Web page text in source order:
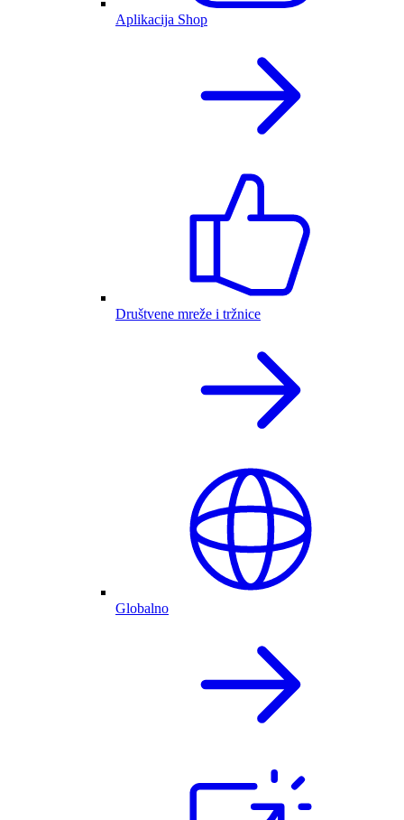
Aplikacija Shop
Društvene mreže i tržnice
Globalno